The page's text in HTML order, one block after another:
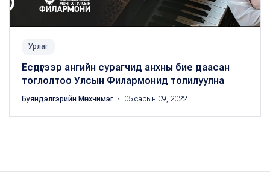
Урлаг
Есдүгээр ангийн сурагчид анхны бие даасан
тоглолтоо Улсын Филармонид толилуулна
Буяндэлгэрийн Мөнхчимэг ・ 05 сарын 09, 2022